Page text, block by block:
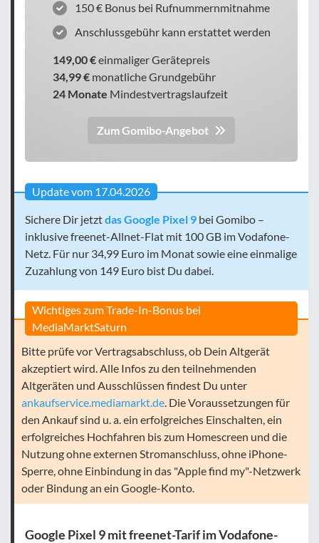
150 € Bonus bei Rufnummernmitnahme
Anschlussgebühr kann erstattet werden
149,00 €einmaliger Gerätepreis
34,99 € monatliche Grundgebühr
24 Monate Mindestvertragslaufzeit
Zum Gomibo-Angebot
Update vom 17.04.2026
Sichere Dir jetztdas Google Pixel 9 bei Gomibo –
inklusive freenet-Allnet-Flat mit 100 GB im Vodafone-
Netz. Für nur 34,99 Euro im Monat sowie eine einmalige
Zuzahlung von 149 Euro bist Du dabei.
Wichtiges zum Trade-In-Bonus bei
MediaMarktSaturn
Bitte prüfe vor Vertragsabschluss, ob Dein Altgerät
akzeptiert wird. Alle Infos zu den teilnehmenden
Altgeräten und Ausschlüssen findest Du unter
ankaufservice.mediamarkt.de. Die Voraussetzungen für
den Ankauf sind u. a. ein erfolgreiches Einschalten, ein
erfolgreiches Hochfahren bis zum Homescreen und die
Nutzung ohne externen Stromanschluss, ohne iPhone-
Sperre, ohne Einbindung in das "Apple find my"-Netzwerk
oder Bindung an ein Google-Konto.
Google Pixel 9 mit freenet-Tarif im Vodafone-